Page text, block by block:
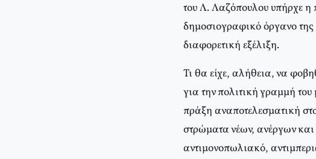
του Λ. Λαζόπουλου υπήρχε η
δημοσιογραφικό όργανο
διαφορετική εξέλιξη.
Τι θα είχε, αλήθεια, να
για την πολιτική γραμμή
πράξη αναποτελεσματική
στρώματα νέων, ανέργων
αντιμονοπωλιακό,